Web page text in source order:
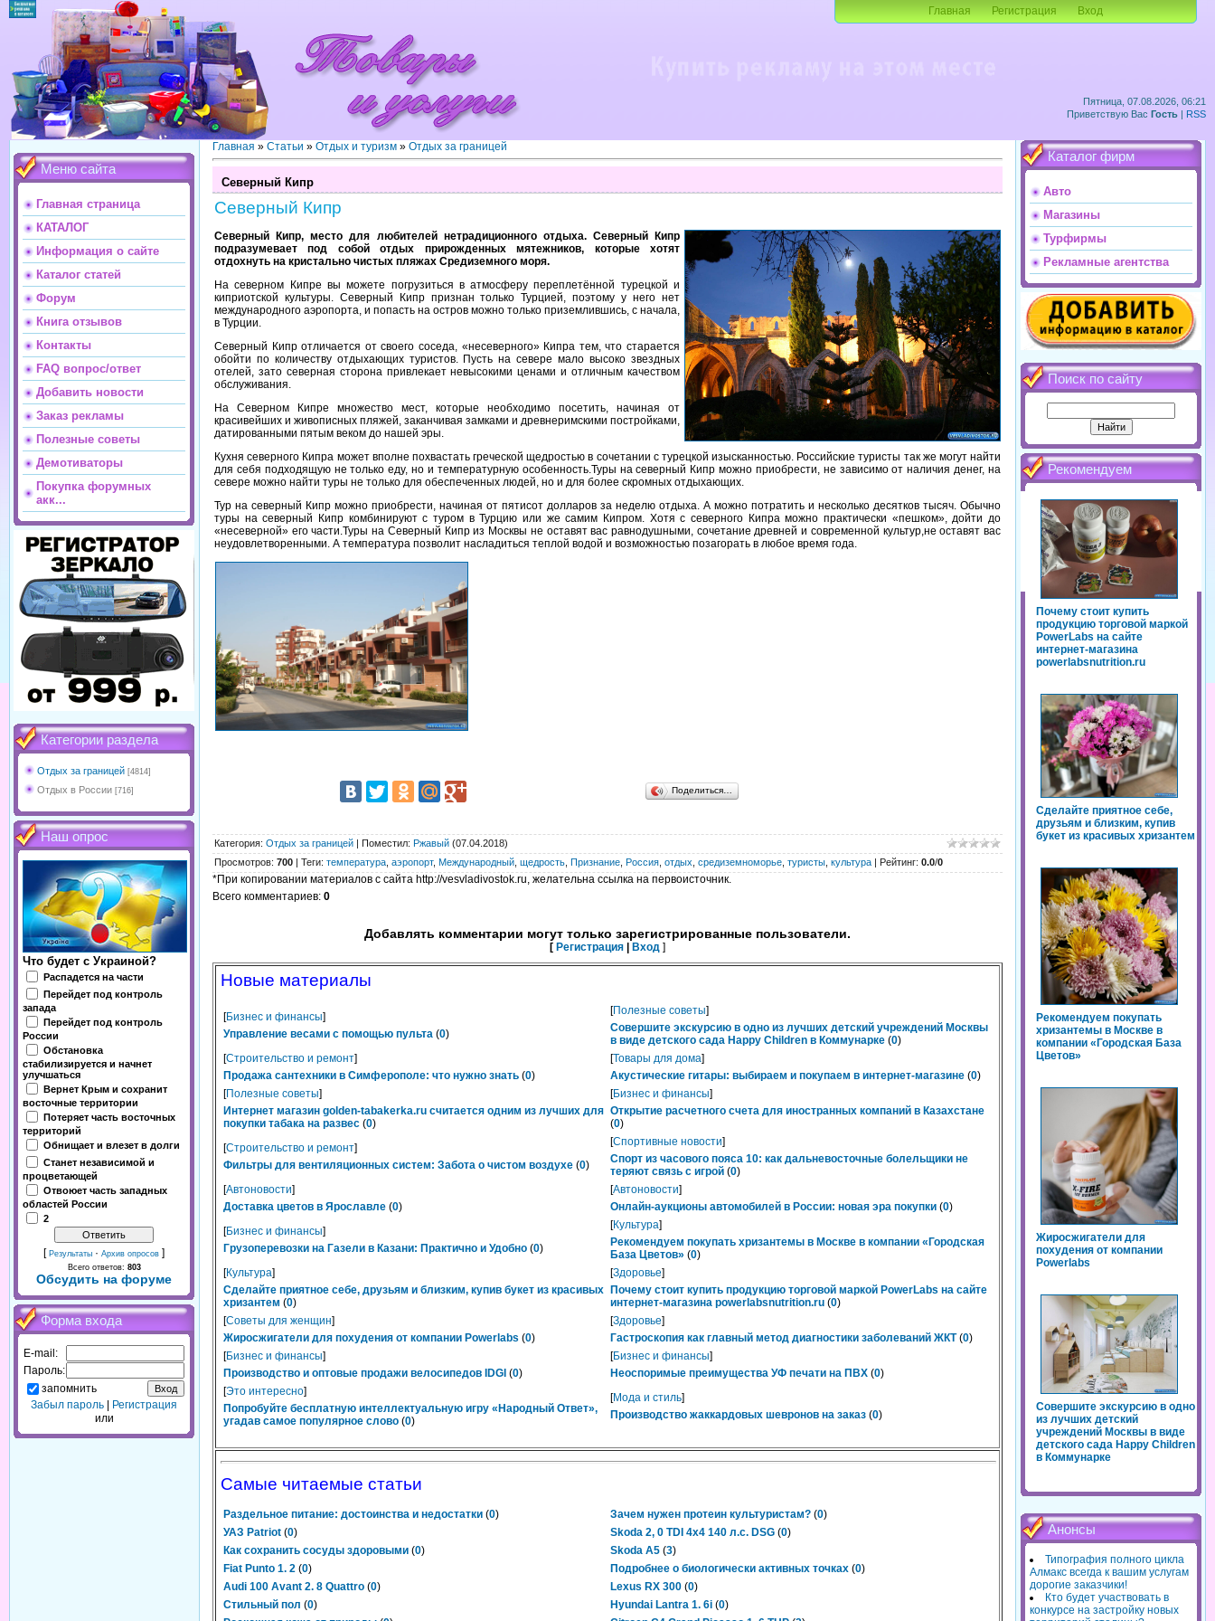
Пятница, 07.08.2026, 06:21
Приветствую Вас Гость | RSS
Главная Регистрация Вход
Меню сайта
Главная страница
КАТАЛОГ
Информация о сайте
Каталог статей
Форум
Книга отзывов
Контакты
FAQ вопрос/ответ
Добавить новости
Заказ рекламы
Полезные советы
Демотиваторы
Покупка форумных
акк...
Категории раздела
Отдых за границей [4814]
Отдых в России [716]
Наш опрос
Что будет с Украиной?
Распадется на части
Перейдет под контроль
запада
Перейдет под контроль
России
Обстановка
стабилизируется и начнет
улучшаться
Вернет Крым и сохранит
восточные территории
Потеряет часть восточных
территорий
Обнищает и влезет в долги
Станет независимой и
процветающей
Отвоюет часть западных
областей России
2
[ Результаты · Архив опросов ]
Всего ответов: 803
Обсудить на форуме
Форма входа
E-mail:
Пароль:
запомнить
Забыл пароль
Регистрация
или
Главная » Статьи » Отдых и туризм » Отдых за границей
Северный Кипр
Северный Кипр
Северный Кипр, место для любителей нетрадиционного отдыха. Северный Кипр
подразумевает под собой отдых прирожденных мятежников, которые хотят
отдохнуть на кристально чистых пляжах Средиземного моря.
На северном Кипре вы можете погрузиться в атмосферу переплетённой турецкой и
киприотской культуры. Северный Кипр признан только Турцией, поэтому у него нет
международного аэропорта, и попасть на остров можно только приземлившись, с начала,
в Турции.
Северный Кипр отличается от своего соседа, «несеверного» Кипра тем, что старается
обойти по количеству отдыхающих туристов. Пусть на севере мало высоко звездных
отелей, зато северная сторона привлекает невысокими ценами и отличным качеством
обслуживания.
На Северном Кипре множество мест, которые необходимо посетить, начиная от
красивейших и живописных пляжей, заканчивая замками и древнеримскими постройками,
датированными пятым веком до нашей эры.
Кухня северного Кипра может вполне похвастать греческой щедростью в сочетании с турецкой изысканностью. Российские туристы так же могут найти
для себя подходящую не только еду, но и температурную особенность.Туры на северный Кипр можно приобрести, не зависимо от наличия денег, на
севере можно найти туры не только для обеспеченных людей, но и для более скромных отдыхающих.
Тур на северный Кипр можно приобрести, начиная от пятисот долларов за неделю отдыха. А можно потратить и несколько десятков тысяч. Обычно
туры на северный Кипр комбинируют с туром в Турцию или же самим Кипром. Хотя с северного Кипра можно практически «пешком», дойти до
«несеверной» его части.Туры на Северный Кипр из Москвы не оставят вас равнодушными, сочетание древней и современной культур,не оставят вас
неудовлетворенными. А температура позволит насладиться теплой водой и возможностью позагорать в любое время года.
Поделиться…
Категория: Отдых за границей | Поместил: Ржавый (07.04.2018)
Просмотров: 700 | Теги: температура аэропорт, Международный щедрость Признание Россия отдых средиземноморье туристы культура | Рейтинг: 0.0/0
*При копировании материалов с сайта http://vesvladivostok.ru, желательна ссылка на первоисточник.
Всего комментариев: 0
Добавлять комментарии могут только зарегистрированные пользователи.
[ Регистрация Вход ]
Новые материалы
[Бизнес и финансы]
Управление весами с помощью пульта (0)
[Полезные советы]
Совершите экскурсию в одно из лучших детский учреждений Москвы
в виде детского сада Happy Children в Коммунарке (0)
[Строительство и ремонт]
Продажа сантехники в Симферополе: что нужно знать (0)
[Товары для дома]
Акустические гитары: выбираем и покупаем в интернет-магазине (0)
[Полезные советы]
Интернет магазин golden-tabakerka.ru считается одним из лучших для
покупки табака на развес (0)
[Бизнес и финансы]
Открытие расчетного счета для иностранных компаний в Казахстане
(0)
[Строительство и ремонт]
Фильтры для вентиляционных систем: Забота о чистом воздухе (0)
[Спортивные новости]
Спорт из часового пояса 10: как дальневосточные болельщики не
теряют связь с игрой (0)
[Автоновости]
Доставка цветов в Ярославле (0)
[Автоновости]
Онлайн-аукционы автомобилей в России: новая эра покупки (0)
[Бизнес и финансы]
Грузоперевозки на Газели в Казани: Практично и Удобно (0)
[Культура]
Рекомендуем покупать хризантемы в Москве в компании «Городская
База Цветов» (0)
[Культура]
Сделайте приятное себе, друзьям и близким, купив букет из красивых
хризантем (0)
[Здоровье]
Почему стоит купить продукцию торговой маркой PowerLabs на сайте
интернет-магазина powerlabsnutrition.ru (0)
[Советы для женщин]
Жиросжигатели для похудения от компании Powerlabs (0)
[Здоровье]
Гастроскопия как главный метод диагностики заболеваний ЖКТ (0)
[Бизнес и финансы]
Производство и оптовые продажи велосипедов IDGI (0)
[Бизнес и финансы]
Неоспоримые преимущества УФ печати на ПВХ (0)
[Это интересно]
Попробуйте бесплатную интеллектуальную игру «Народный Ответ»,
угадав самое популярное слово (0)
[Мода и стиль]
Производство жаккардовых шевронов на заказ (0)
Самые читаемые статьи
Раздельное питание: достоинства и недостатки (0) Зачем нужен протеин культуристам? (0)
УАЗ Patriot (0) Skoda 2, 0 TDI 4x4 140 л.с. DSG (0)
Как сохранить сосуды здоровыми (0) Skoda А5 (3)
Fiat Punto 1. 2 (0) Подробнее о биологически активных точках (0)
Audi 100 Avant 2. 8 Quattro (0) Lexus RX 300 (0)
Стильный пол (0) Hyundai Lantra 1. 6i (0)
Каталог фирм
Авто
Магазины
Турфирмы
Рекламные агентства
Поиск по сайту
Рекомендуем
Почему стоит купить
продукцию торговой маркой
PowerLabs на сайте
интернет-магазина
powerlabsnutrition.ru
Сделайте приятное себе,
друзьям и близким, купив
букет из красивых хризантем
Рекомендуем покупать
хризантемы в Москве в
компании «Городская База
Цветов»
Жиросжигатели для
похудения от компании
Powerlabs
Совершите экскурсию в одно
из лучших детский
учреждений Москвы в виде
детского сада Happy Children
в Коммунарке
Анонсы
Типография полного цикла
Алмакс всегда к вашим услугам
дорогие заказчики!
Кто будет участвовать в
конкурсе на застройку новых